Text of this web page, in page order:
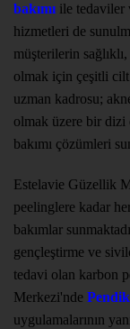
bakımı ile tedaviler
hizmetleri de
müşterilerin sağlıklı,
olmak için çeşitli cilt
uzman kadrosu;
olmak üzere bir
bakımı çözümleri
Estelavie Güzellik
peelinglere kadar
bakımlar
gençleştirme ve
tedavi olan karbon
Merkezi'nde
uygulamalarının